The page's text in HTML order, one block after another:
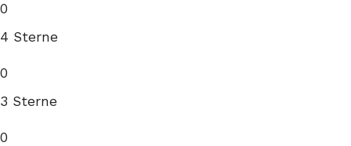
0
4 Sterne
0
3 Sterne
0